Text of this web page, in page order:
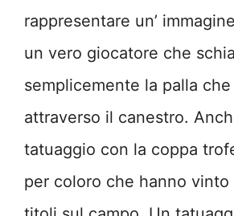
rappresentare un’
un vero giocatore che
semplicemente la palla che
attraverso il canestro.
tatuaggio con la coppa
per coloro che hanno vinto